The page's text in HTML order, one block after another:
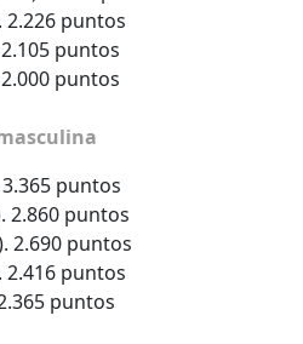
2.226 puntos
puntos
puntos
puntos
2.860 puntos
2.690 puntos
2.416 puntos
puntos